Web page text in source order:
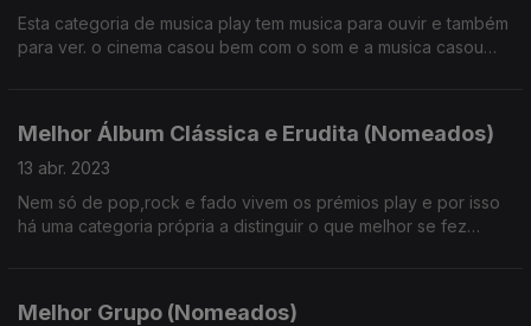
Esta categoria de musica play tem musica para ouvir e também
para ver. o cinema casou bem com o som e a musica casou
Melhor Álbum Clássica e Erudita (Nomeados)
13 abr. 2023
Nem só de pop,rock e fado vivem os prémios play e por isso
há uma categoria própria a distinguir o que melhor se fez
Melhor Grupo (Nomeados)